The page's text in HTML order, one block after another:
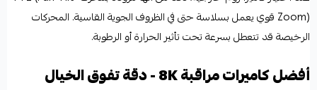
Zoom) قوي يعمل بسلاسة حتى في الظروف الجوية القاسية. المحركات
الرخيصة قد تتعطل بسرعة تحت تأثير الحرارة أو الرطوبة.
أفضل كاميرات مراقبة 8K - دقة تفوق الخيال